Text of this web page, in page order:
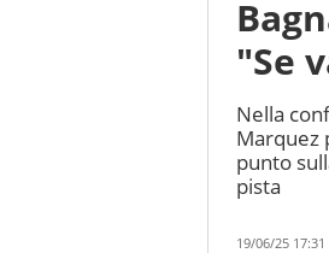
"Se
Nella
Marquez
punto
pista
19/06/25 17:31